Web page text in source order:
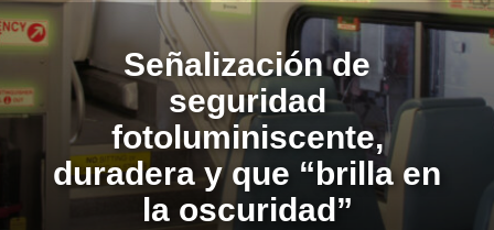
Señalización de
seguridad
fotoluminiscente,
duradera y que “brilla en
la oscuridad”